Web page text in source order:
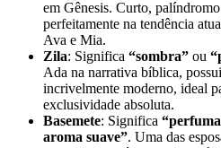
em Gênesis. Curto,
perfeitamente na tendência
Ava e Mia.
Zila: Significa “sombra” ou
Ada na narrativa bíblica,
incrivelmente moderno, ideal
exclusividade absoluta.
Basemete: Significa
aroma suave”. Uma das